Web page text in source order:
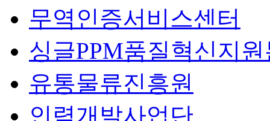
무역인증서비스센터
싱글PPM품질혁신지
유통물류진흥원
인력개발사업단